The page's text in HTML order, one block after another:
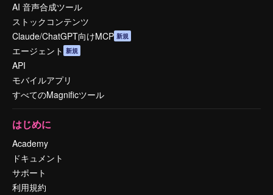
AI 音声合成ツール
ストックコンテンツ
Claude/ChatGPT向けMCP 新規
エージェント 新規
API
モバイルアプリ
すべてのMagnificツール
はじめに
Academy
ドキュメント
サポート
利用規約